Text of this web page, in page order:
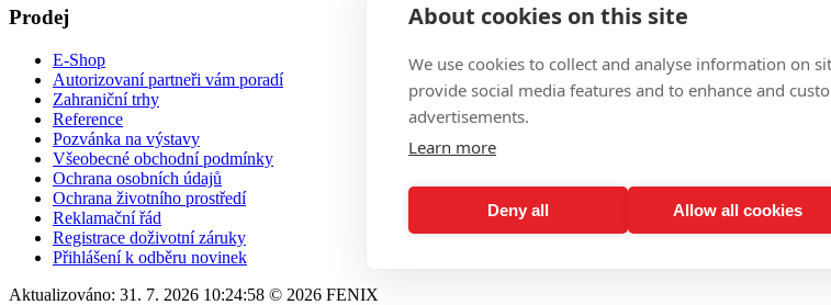
Prodej
E-Shop
Autorizovaní partneři vám poradí
Zahraniční trhy
Reference
Pozvánka na výstavy
Všeobecné obchodní podmínky
Ochrana osobních údajů
Ochrana životního prostředí
Reklamační řád
Registrace doživotní záruky
Přihlášení k odběru novinek
Aktualizováno: 31. 7. 2026 10:24:58 © 2026 FENIX
About cookies on this site
We use cookies to collect and analyse information on
provide social media features and to enhance and
advertisements.
Learn more
Deny all Allow all cookies